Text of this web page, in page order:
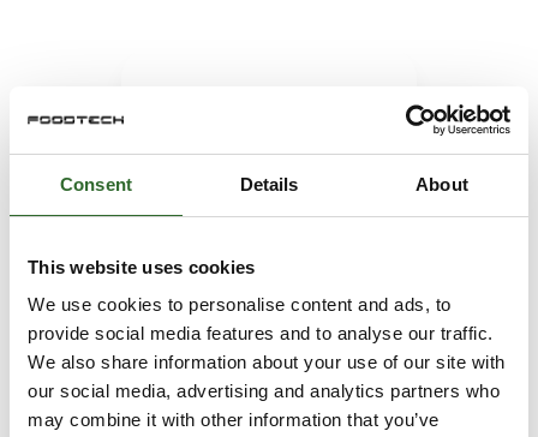
Consent Details About
This website uses cookies
We use cookies to personalise content and ads, to
provide social media features and to analyse our traffic.
We also share information about your use of our site with
our social media, advertising and analytics partners who
may combine it with other information that you’ve
Artikel er skrevet af:
Vikan A/S